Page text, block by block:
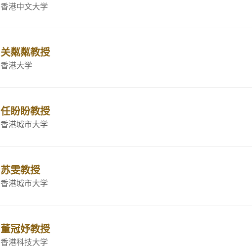
香港中文大学
关粼粼教授
香港大学
任盼盼教授
香港城市大学
苏雯教授
香港城市大学
董冠妤教授
香港科技大学